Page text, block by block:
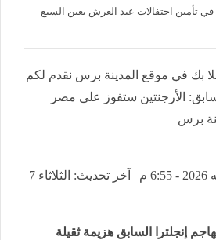
تأمين احتفالات عيد العرش بعين السبع
بك في موقع المدينة برس نقدم لكم
الأرجنتين ستفوز على مصر
نشر في: الثلاثاء 7 يوليه 2026 - 6:55 م | آخر تحديث: الثلاثاء 7
إنجلترا السابق هزيمة ثقيلة